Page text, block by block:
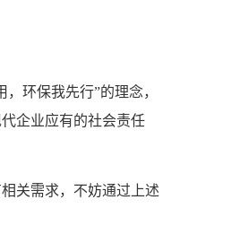
，环保我先行”的理念，
企业应有的社会责任
关需求，不妨通过上述